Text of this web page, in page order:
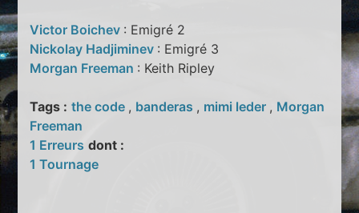
Victor Boichev : Emigré 2
Nickolay Hadjiminev : Emigré 3
Morgan Freeman : Keith Ripley
Tags : the code , banderas , mimi leder , Morgan
Freeman
1 Erreurs dont :
1 Tournage